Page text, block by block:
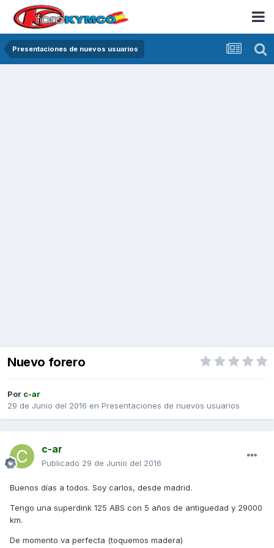
Presentaciones de nuevos usuarios
Nuevo forero
Por c-ar
29 de Junio del 2016 en Presentaciones de nuevos usuarios
c-ar
Publicado 29 de Junio del 2016
Buenos días a todos. Soy carlos, desde madrid.
Tengo una superdink 125 ABS con 5 años de antiguedad y 29000
km.
De momento va perfecta (toquemos madera)